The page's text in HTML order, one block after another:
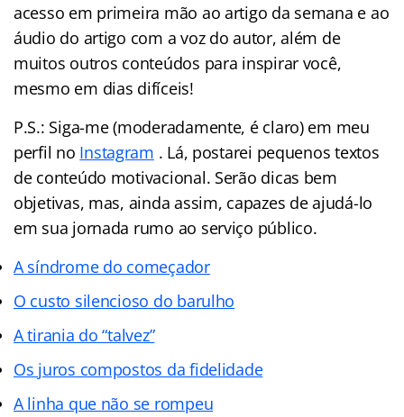
acesso em primeira mão ao artigo da semana e ao
áudio do artigo com a voz do autor, além de
muitos outros conteúdos para inspirar você,
mesmo em dias difíceis!
P.S.: Siga-me (moderadamente, é claro) em meu
perfil no Instagram . Lá, postarei pequenos textos
de conteúdo motivacional. Serão dicas bem
objetivas, mas, ainda assim, capazes de ajudá-lo
em sua jornada rumo ao serviço público.
A síndrome do começador
O custo silencioso do barulho
A tirania do “talvez”
Os juros compostos da fidelidade
A linha que não se rompeu